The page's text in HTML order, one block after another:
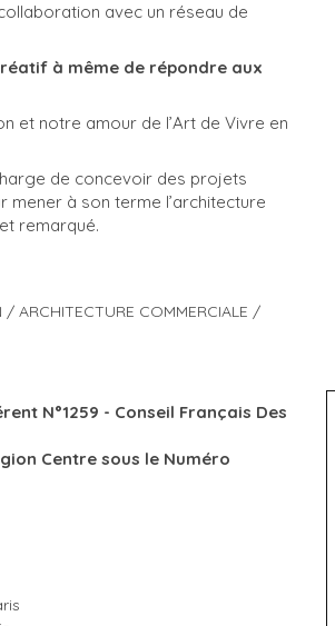
avec un réseau de
à même de répondre aux
et notre amour de l’Art de Vivre en
de concevoir des projets
à son terme l’architecture
remarqué.
/ ARCHITECTURE COMMERCIALE /
N°1259 - Conseil Français Des
Centre sous le Numéro